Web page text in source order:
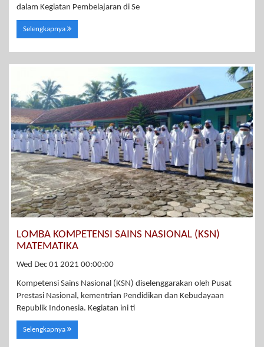
dalam Kegiatan Pembelajaran di Se
Selengkapnya
LOMBA KOMPETENSI SAINS NASIONAL (KSN)
MATEMATIKA
Wed Dec 01 2021 00:00:00
Kompetensi Sains Nasional (KSN) diselenggarakan oleh Pusat
Prestasi Nasional, kementrian Pendidikan dan Kebudayaan
Republik Indonesia. Kegiatan ini ti
Selengkapnya